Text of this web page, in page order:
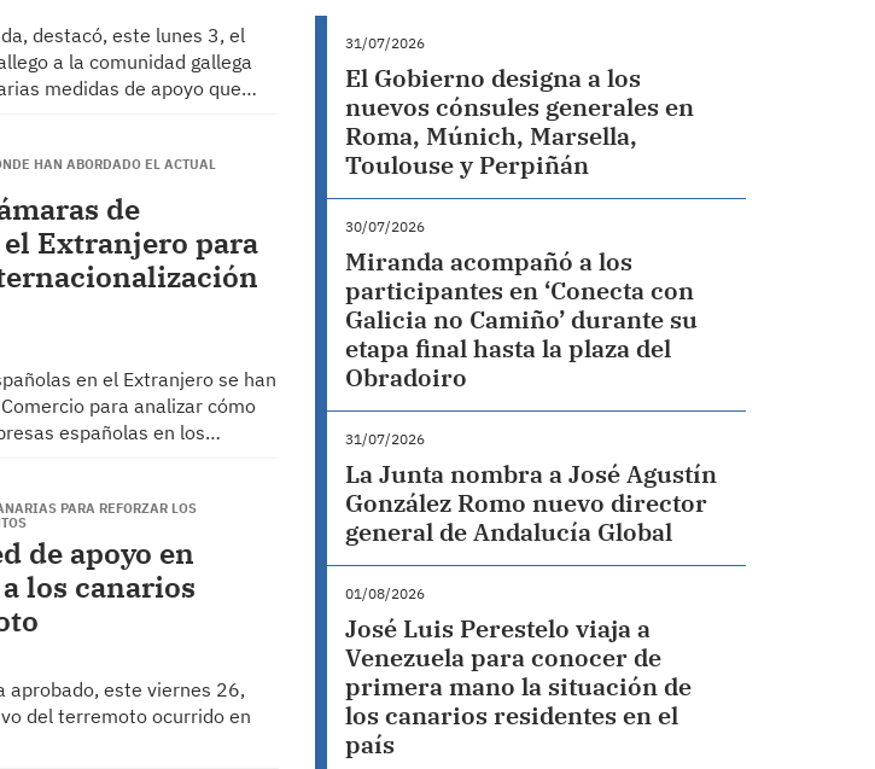
destacó, este lunes 3, el
a la comunidad gallega
medidas de apoyo que…
HAN ABORDADO EL ACTUAL
de
Extranjero para
en el Extranjero se han
para analizar cómo
españolas en los…
PARA REFORZAR LOS
de apoyo en
los canarios
aprobado, este viernes 26,
del terremoto ocurrido en
31/07/2026
El Gobierno designa a los
nuevos cónsules generales en
Roma, Múnich, Marsella,
Toulouse y Perpiñán
30/07/2026
Miranda acompañó a los
participantes en ‘Conecta con
Galicia no Camiño’ durante su
etapa final hasta la plaza del
Obradoiro
31/07/2026
La Junta nombra a José Agustín
González Romo nuevo director
general de Andalucía Global
01/08/2026
José Luis Perestelo viaja a
Venezuela para conocer de
primera mano la situación de
los canarios residentes en el
país